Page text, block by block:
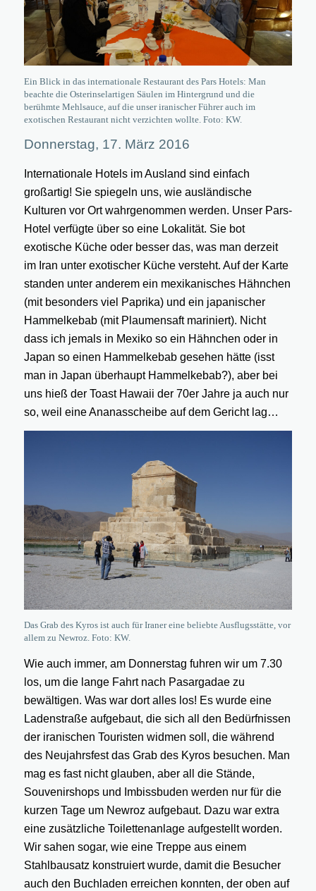
Ein Blick in das internationale Restaurant des Pars Hotels: Man
beachte die Osterinselartigen Säulen im Hintergrund und die
berühmte Mehlsauce, auf die unser iranischer Führer auch im
exotischen Restaurant nicht verzichten wollte. Foto: KW.
Donnerstag, 17. März 2016
Internationale Hotels im Ausland sind einfach
großartig! Sie spiegeln uns, wie ausländische
Kulturen vor Ort wahrgenommen werden. Unser Pars-
Hotel verfügte über so eine Lokalität. Sie bot
exotische Küche oder besser das, was man derzeit
im Iran unter exotischer Küche versteht. Auf der Karte
standen unter anderem ein mexikanisches Hähnchen
(mit besonders viel Paprika) und ein japanischer
Hammelkebab (mit Plaumensaft mariniert). Nicht
dass ich jemals in Mexiko so ein Hähnchen oder in
Japan so einen Hammelkebab gesehen hätte (isst
man in Japan überhaupt Hammelkebab?), aber bei
uns hieß der Toast Hawaii der 70er Jahre ja auch nur
so, weil eine Ananasscheibe auf dem Gericht lag…
Das Grab des Kyros ist auch für Iraner eine beliebte Ausflugsstätte, vor
allem zu Newroz. Foto: KW.
Wie auch immer, am Donnerstag fuhren wir um 7.30
los, um die lange Fahrt nach Pasargadae zu
bewältigen. Was war dort alles los! Es wurde eine
Ladenstraße aufgebaut, die sich all den Bedürfnissen
der iranischen Touristen widmen soll, die während
des Neujahrsfest das Grab des Kyros besuchen. Man
mag es fast nicht glauben, aber all die Stände,
Souvenirshops und Imbissbuden werden nur für die
kurzen Tage um Newroz aufgebaut. Dazu war extra
eine zusätzliche Toilettenanlage aufgestellt worden.
Wir sahen sogar, wie eine Treppe aus einem
Stahlbausatz konstruiert wurde, damit die Besucher
auch den Buchladen erreichen konnten, der oben auf